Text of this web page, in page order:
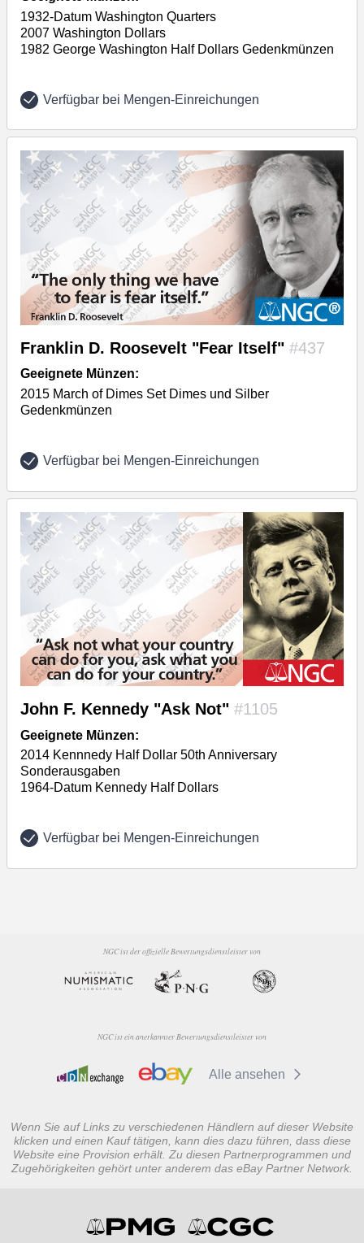
1932-Datum Washington Quarters
2007 Washington Dollars
1982 George Washington Half Dollars Gedenkmünzen
Verfügbar bei Mengen-Einreichungen
Franklin D. Roosevelt "Fear Itself" #437
Geeignete Münzen:
2015 March of Dimes Set Dimes und Silber
Gedenkmünzen
Verfügbar bei Mengen-Einreichungen
John F. Kennedy "Ask Not" #1105
Geeignete Münzen:
2014 Kennnedy Half Dollar 50th Anniversary
Sonderausgaben
1964-Datum Kennedy Half Dollars
Verfügbar bei Mengen-Einreichungen
NGC ist der offizielle Bewertungsdienstleister von
NGC ist ein anerkannter Bewertungsdienstleister von
Alle ansehen
Wenn Sie auf Links zu verschiedenen Händlern auf dieser Website
klicken und einen Kauf tätigen, kann dies dazu führen, dass diese
Website eine Provision erhält. Zu diesen Partnerprogrammen und
Zugehörigkeiten gehört unter anderem das eBay Partner Network.